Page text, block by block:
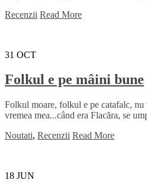
Recenzii Read More
31 OCT
Folkul e pe mâini bune
Folkul moare, folkul e pe catafalc,
vremea mea...când era Flacăra, se
Noutati, Recenzii Read More
18 JUN